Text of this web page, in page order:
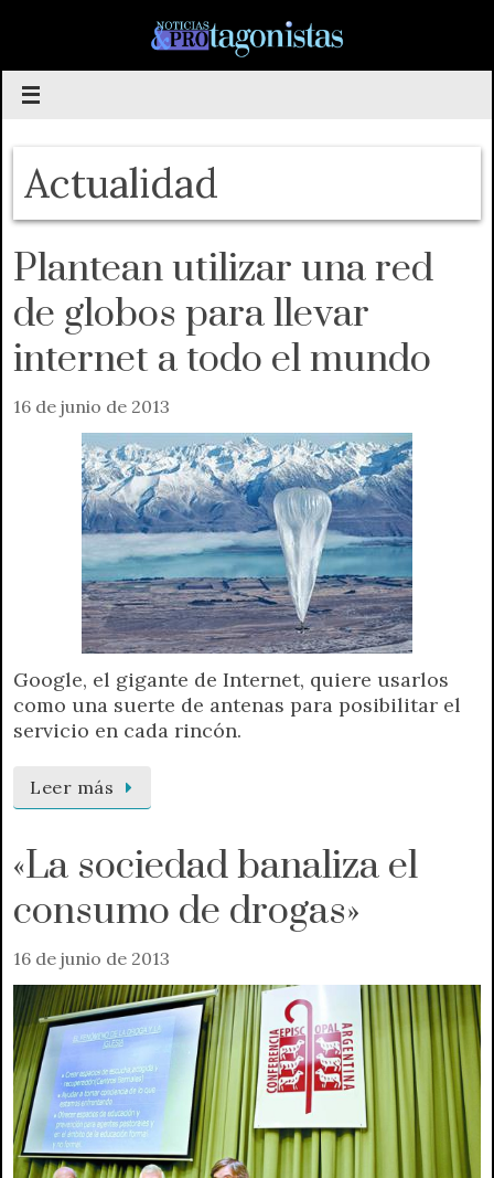
contenido
Actualidad
Plantean utilizar una red
de globos para llevar
internet a todo el mundo
16 de junio de 2013
Google, el gigante de Internet, quiere usarlos
como una suerte de antenas para posibilitar el
servicio en cada rincón.
Leer más
«La sociedad banaliza el
consumo de drogas»
16 de junio de 2013